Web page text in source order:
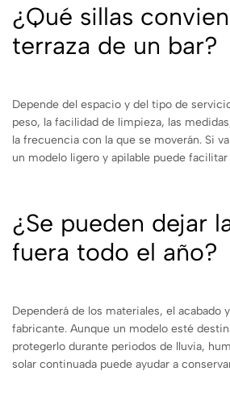
¿Qué sillas
terraza de un bar?
Depende del espacio y del tipo de
peso, la facilidad de limpieza, las
la frecuencia con la que se moverán. Si
un modelo ligero y apilable puede facilitar
¿Se pueden dejar
fuera todo el año?
Dependerá de los materiales, el acabado
fabricante. Aunque un modelo esté
protegerlo durante periodos de lluvia,
solar continuada puede ayudar a